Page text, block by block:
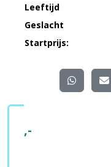
Leeftijd
Geslacht
Startprijs:
,-